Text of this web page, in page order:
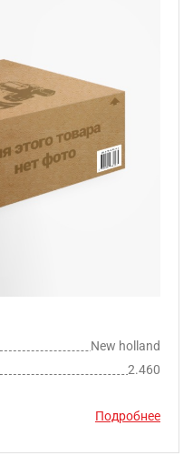
New holland
2.460
Подробнее